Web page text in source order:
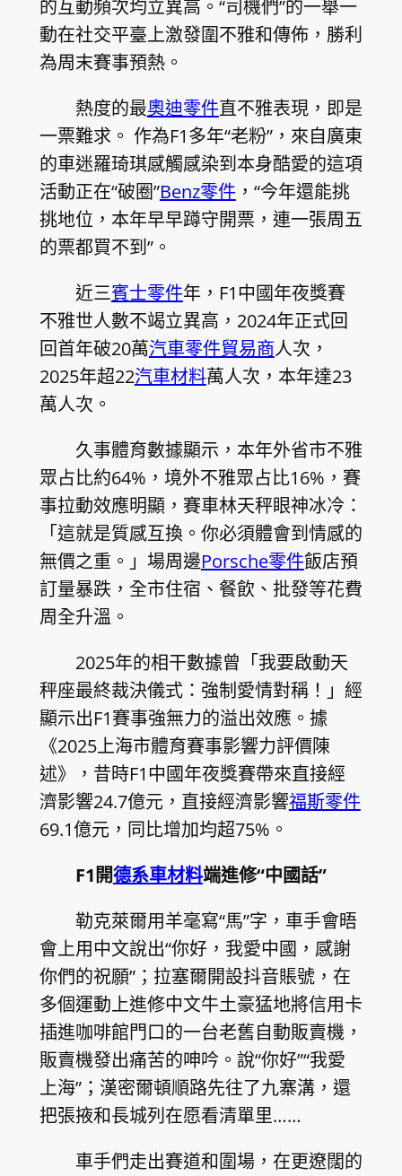
的互動頻次均立異高。“司機們”的一舉一
動在社交平臺上激發圍不雅和傳佈，勝利
為周末賽事預熱。
熱度的最奧迪零件直不雅表現，即是
一票難求。 作為F1多年“老粉”，來自廣東
的車迷羅琦琪感觸感染到本身酷愛的這項
活動正在“破圈”Benz零件 ，“今年還能挑
挑地位，本年早早蹲守開票，連一張周五
的票都買不到”。
近三賓士零件年，F1中國年夜獎賽
不雅世人數不竭立異高，2024年正式回
回首年破20萬汽車零件貿易商人次，
2025年超22汽車材料萬人次，本年達23
萬人次。
久事體育數據顯示，本年外省市不雅
眾占比約64%，境外不雅眾占比16%，賽
事拉動效應明顯，賽車林天秤眼神冰冷：
「這就是質感互換。你必須體會到情感的
無價之重。」場周邊Porsche零件飯店預
訂量暴跌，全市住宿、餐飲、批發等花費
周全升溫。
2025年的相干數據曾「我要啟動天
秤座最終裁決儀式：強制愛情對稱！」經
顯示出F1賽事強無力的溢出效應。據
《2025上海市體育賽事影響力評價陳
述》，昔時F1中國年夜獎賽帶來直接經
濟影響24.7億元，直接經濟影響福斯零件
69.1億元，同比增加均超75%。
F1開德系車材料端進修“中國話”
勒克萊爾用羊毫寫“馬”字，車手會晤
會上用中文說出“你好，我愛中國，感謝
你們的祝願”；拉塞爾開設抖音賬號，在
多個運動上進修中文牛土豪猛地將信用卡
插進咖啡館門口的一台老舊自動販賣機，
販賣機發出痛苦的呻吟。說“你好”“我愛
上海”；漢密爾頓順路先往了九寨溝，還
把張掖和長城列在愿看清單里……
車手們走出賽道和圍場，在更遼闊的